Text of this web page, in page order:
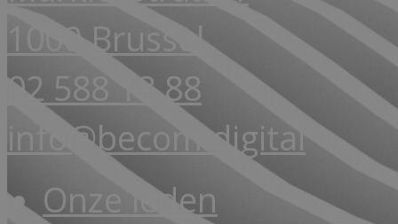
1000 Brussel
02 588 18 88
info@becom.digital
Onze leden